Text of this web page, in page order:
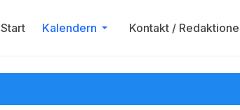
Start Kalendern Kontakt /